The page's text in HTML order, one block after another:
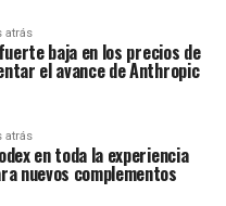
atrás
baja en los precios de
el avance de Anthropic
atrás
en toda la experiencia
nuevos complementos